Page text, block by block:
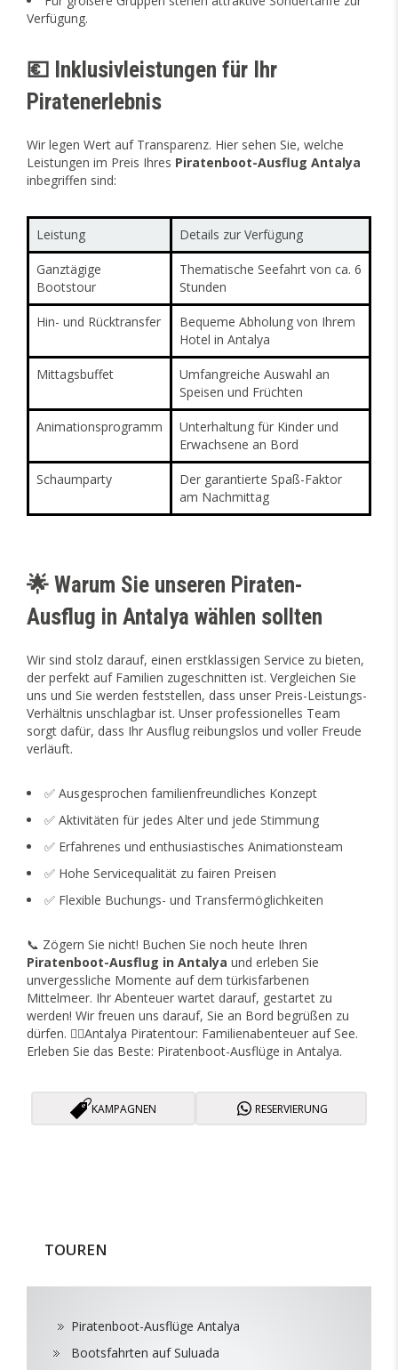
Verfügung.
💶 Inklusivleistungen für Ihr
Piratenerlebnis
Wir legen Wert auf Transparenz. Hier sehen Sie, welche
Leistungen im Preis Ihres Piratenboot-Ausflug Antalya
inbegriffen sind:
Leistung Details zur Verfügung
Ganztägige
Bootstour
Thematische Seefahrt von ca. 6
Stunden
Hin- und Rücktransfer
Bequeme Abholung von Ihrem
Hotel in Antalya
Mittagsbuffet
Umfangreiche Auswahl an
Speisen und Früchten
Animationsprogramm
Unterhaltung für Kinder und
Erwachsene an Bord
Schaumparty
Der garantierte Spaß-Faktor
am Nachmittag
🌟 Warum Sie unseren Piraten-
Ausflug in Antalya wählen sollten
Wir sind stolz darauf, einen erstklassigen Service zu bieten,
der perfekt auf Familien zugeschnitten ist. Vergleichen Sie
uns und Sie werden feststellen, dass unser Preis-Leistungs-
Verhältnis unschlagbar ist. Unser professionelles Team
sorgt dafür, dass Ihr Ausflug reibungslos und voller Freude
verläuft.
✅ Ausgesprochen familienfreundliches Konzept
✅ Aktivitäten für jedes Alter und jede Stimmung
✅ Erfahrenes und enthusiastisches Animationsteam
✅ Hohe Servicequalität zu fairen Preisen
✅ Flexible Buchungs- und Transfermöglichkeiten
📞 Zögern Sie nicht! Buchen Sie noch heute Ihren
Piratenboot-Ausflug in Antalya und erleben Sie
unvergessliche Momente auf dem türkisfarbenen
Mittelmeer. Ihr Abenteuer wartet darauf, gestartet zu
werden! Wir freuen uns darauf, Sie an Bord begrüßen zu
dürfen. 🏴‍☠️Antalya Piratentour: Familienabenteuer auf See.
Erleben Sie das Beste: Piratenboot-Ausflüge in Antalya.
KAMPAGNEN RESERVIERUNG
TOUREN
Piratenboot-Ausflüge Antalya
Bootsfahrten auf Suluada